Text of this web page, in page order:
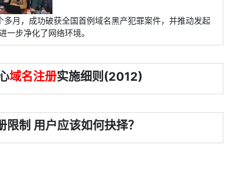
月，成功破获全国首例域名黑产犯罪案件，并推动发起
一步净化了网络环境。
域名注册实施细则(2012)
制 用户应该如何抉择？